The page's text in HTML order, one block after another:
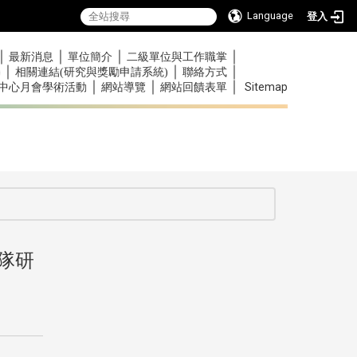
Language 登入
最新消息 單位簡介 二級單位與工作職掌
相關連結(研究與獎勵申請系統) 聯絡方式
心月會學術活動 網站導覽 網站回饋表單 Sitemap
研